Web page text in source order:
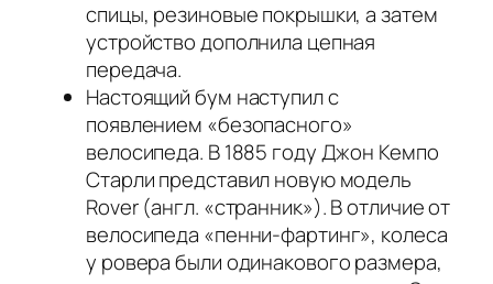
спицы, резиновые покрышки, а затем
устройство дополнила цепная
передача.
Настоящий бум наступил с
появлением «безопасного»
велосипеда. В 1885 году Джон Кемпо
Старли представил новую модель
Rover (англ. «странник»). В отличие от
велосипеда «пенни-фартинг», колеса
у ровера были одинакового размера,